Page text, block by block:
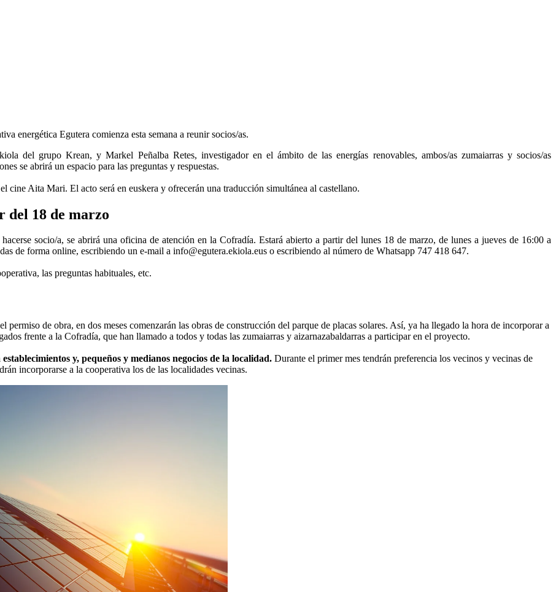
energética Egutera comienza esta semana a reunir socios/as.
del grupo Krean, y Markel Peñalba Retes, investigador en el ámbito de las energías renovables, ambos/as zumaiarras y socios/as
se abrirá un espacio para las preguntas y respuestas.
cine Aita Mari. El acto será en euskera y ofrecerán una traducción simultánea al castellano.
del 18 de marzo
socio/a, se abrirá una oficina de atención en la Cofradía. Estará abierto a partir del lunes 18 de marzo, de lunes a jueves de 16:00 a
de forma online, escribiendo un e-mail a info@egutera.ekiola.eus o escribiendo al número de Whatsapp 747 418 647.
las preguntas habituales, etc.
permiso de obra, en dos meses comenzarán las obras de construcción del parque de placas solares. Así, ya ha llegado la hora de incorporar a
frente a la Cofradía, que han llamado a todos y todas las zumaiarras y aizarnazabaldarras a participar en el proyecto.
y, pequeños y medianos negocios de la localidad. Durante el primer mes tendrán preferencia los vecinos y vecinas de
incorporarse a la cooperativa los de las localidades vecinas.